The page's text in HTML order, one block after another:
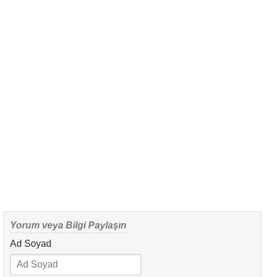
Yorum veya Bilgi Paylaşın
Ad Soyad